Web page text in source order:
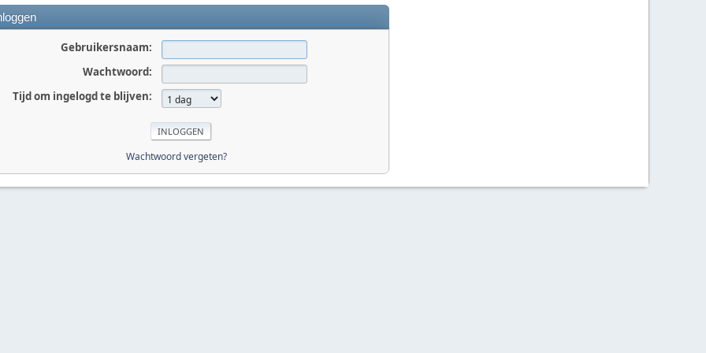
Gebruikersnaam:
Wachtwoord:
Tijd om ingelogd te blijven:
Wachtwoord vergeten?